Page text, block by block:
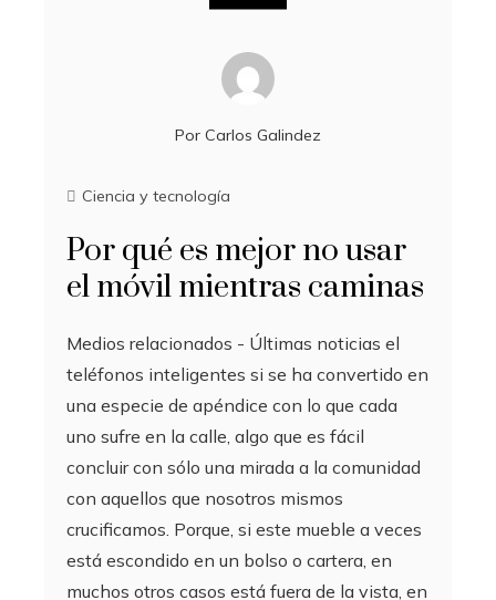
Por Carlos Galindez
Ciencia y tecnología
Por qué es mejor no usar
el móvil mientras caminas
Medios relacionados - Últimas noticias el
teléfonos inteligentes si se ha convertido en
una especie de apéndice con lo que cada
uno sufre en la calle, algo que es fácil
concluir con sólo una mirada a la comunidad
con aquellos que nosotros mismos
crucificamos. Porque, si este mueble a veces
está escondido en un bolso o cartera, en
muchos otros casos está fuera de la vista, en